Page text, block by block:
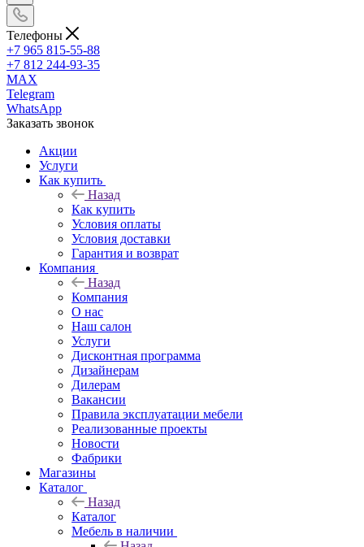
Телефоны
+7 965 815-55-88
+7 812 244-93-35
MAX
Telegram
WhatsApp
Заказать звонок
Акции
Услуги
Как купить
Назад
Как купить
Условия оплаты
Условия доставки
Гарантия и возврат
Компания
Назад
Компания
О нас
Наш салон
Услуги
Дисконтная программа
Дизайнерам
Дилерам
Вакансии
Правила эксплуатации мебели
Реализованные проекты
Новости
Фабрики
Магазины
Каталог
Назад
Каталог
Мебель в наличии